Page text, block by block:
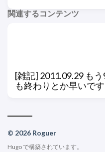
関連するコンテンツ
[雑記] 2011.09.29 もう
も終わりとか早いで
© 2026 Roguer
Hugoで構築されています。